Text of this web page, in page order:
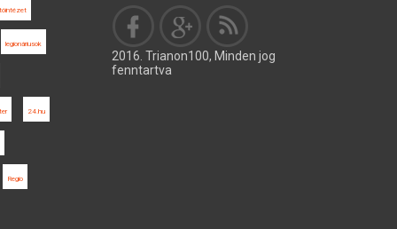
legionáriusok
24.hu
Regio
2016. Trianon100, Minden jog
fenntartva